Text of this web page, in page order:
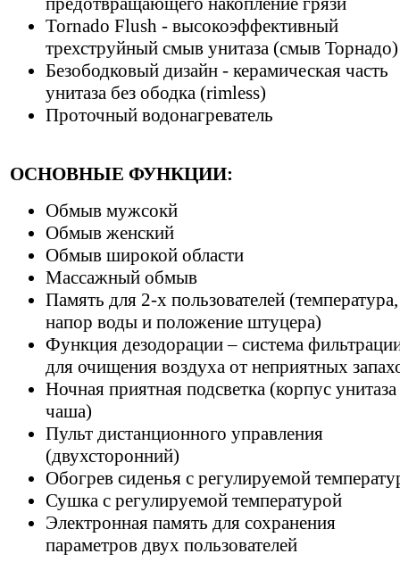
Tornado Flush - высокоэффективный
трехструйный смыв унитаза (смыв Торнадо)
Безободковый дизайн - керамическая часть
унитаза без ободка (rimless)
Проточный водонагреватель
ОСНОВНЫЕ ФУНКЦИИ:
Обмыв мужсокй
Обмыв женский
Обмыв широкой области
Массажный обмыв
Память для 2-х пользователей (температура,
напор воды и положение штуцера)
Функция дезодорации – система
для очищения воздуха от неприятных
Ночная приятная подсветка (корпус
чаша)
Пульт дистанционного управления
(двухсторонний)
Обогрев сиденья с регулируемой
Сушка с регулируемой температурой
Электронная память для сохранения
параметров двух пользователей